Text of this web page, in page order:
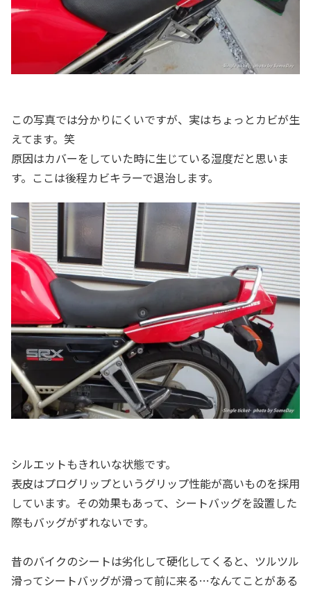
この写真では分かりにくいですが、実はちょっとカビが生
えてます。笑
原因はカバーをしていた時に生じている湿度だと思いま
す。ここは後程カビキラーで退治します。
シルエットもきれいな状態です。
表皮はプログリップというグリップ性能が高いものを採用
しています。その効果もあって、シートバッグを設置した
際もバッグがずれないです。
昔のバイクのシートは劣化して硬化してくると、ツルツル
滑ってシートバッグが滑って前に来る…なんてことがある